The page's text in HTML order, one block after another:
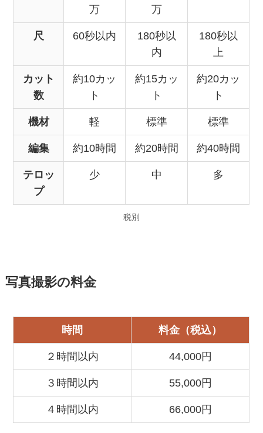
万
万
尺 60秒以内
180秒以
内
180秒以
上
カット
数
約10カッ
ト
約15カッ
ト
約20カッ
ト
機材 軽 標準 標準
編集 約10時間 約20時間 約40時間
テロッ
プ
少 中 多
税別
写真撮影の料金
時間 料金（税込）
２時間以内 44,000円
３時間以内 55,000円
４時間以内 66,000円